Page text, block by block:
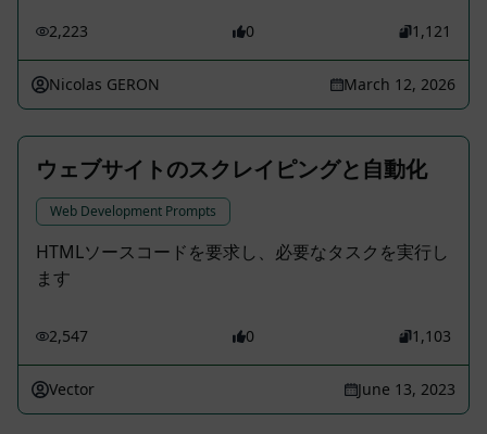
2,223 0 1,121
Nicolas GERON March 12, 2026
ウェブサイトのスクレイピングと自動化
Web Development Prompts
HTMLソースコードを要求し、必要なタスクを実行し
ます
2,547 0 1,103
Vector June 13, 2023